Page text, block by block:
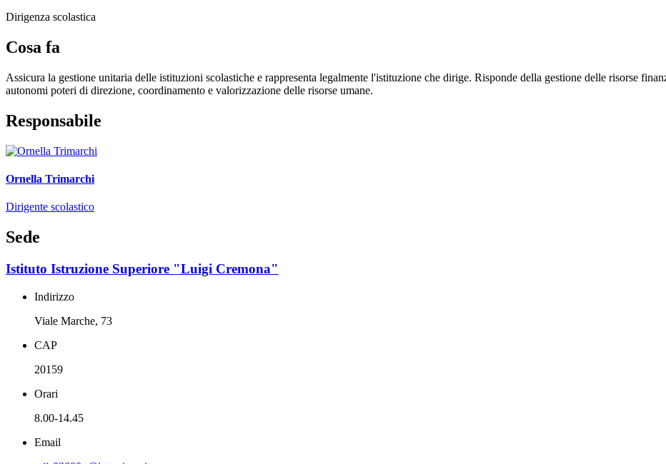
Dirigenza scolastica
Cosa fa
Assicura la gestione unitaria delle istituzioni scolastiche e rappresenta legalmente l'istituzione che dirige. Risponde della gestione delle risorse
autonomi poteri di direzione, coordinamento e valorizzazione delle risorse umane.
Responsabile
Ornella Trimarchi
Dirigente scolastico
Sede
Istituto Istruzione Superiore "Luigi Cremona"
Indirizzo
Viale Marche, 73
CAP
20159
Orari
8.00-14.45
Email